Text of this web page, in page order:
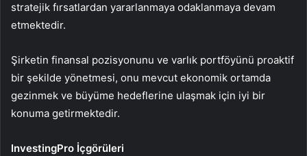
stratejik fırsatlardan yararlanmaya odaklanmaya devam
etmektedir.
Şirketin finansal pozisyonunu ve varlık portföyünü proaktif
bir şekilde yönetmesi, onu mevcut ekonomik ortamda
gezinmek ve büyüme hedeflerine ulaşmak için iyi bir
konuma getirmektedir.
InvestingPro İçgörüleri